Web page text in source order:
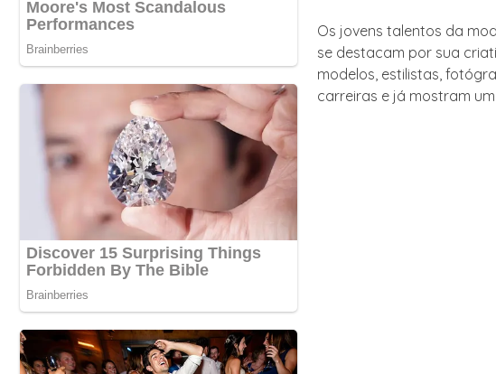
Os jovens talentos da
se destacam por sua
modelos, estilistas,
carreiras e já mostram